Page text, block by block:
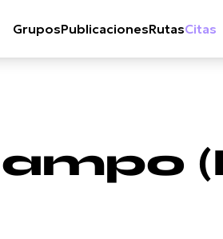
GruposPublicacionesRutasCitas